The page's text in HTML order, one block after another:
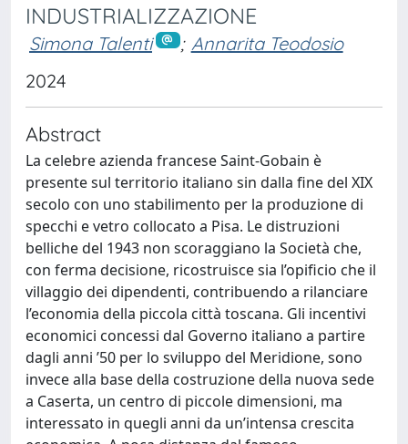
INDUSTRIALIZZAZIONE
Simona Talenti ; Annarita Teodosio
2024
Abstract
La celebre azienda francese Saint-Gobain è
presente sul territorio italiano sin dalla fine del XIX
secolo con uno stabilimento per la produzione di
specchi e vetro collocato a Pisa. Le distruzioni
belliche del 1943 non scoraggiano la Società che,
con ferma decisione, ricostruisce sia l’opificio che il
villaggio dei dipendenti, contribuendo a rilanciare
l’economia della piccola città toscana. Gli incentivi
economici concessi dal Governo italiano a partire
dagli anni ’50 per lo sviluppo del Meridione, sono
invece alla base della costruzione della nuova sede
a Caserta, un centro di piccole dimensioni, ma
interessato in quegli anni da un’intensa crescita